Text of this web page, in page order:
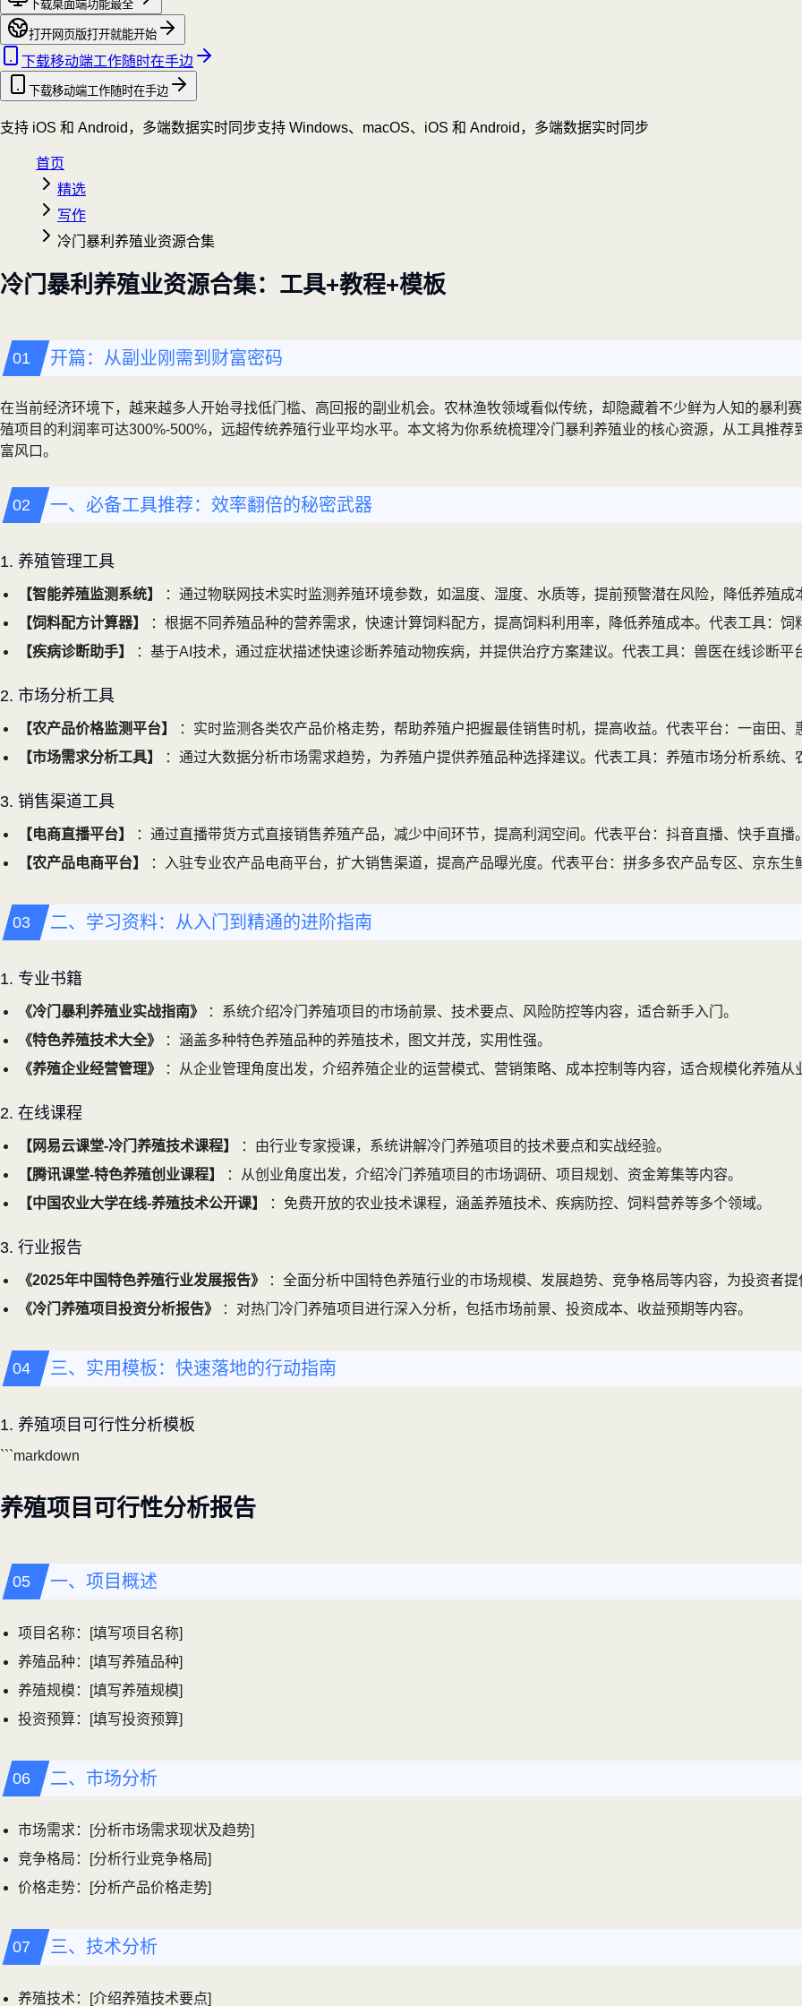
下载桌面端功能最全
打开网页版打开就能开始
下载移动端工作随时在手边
下载移动端工作随时在手边
支持 iOS 和 Android，多端数据实时同步支持 Windows、macOS、iOS 和 Android，多端数据实时同步
首页
精选
写作
冷门暴利养殖业资源合集
冷门暴利养殖业资源合集：工具+教程+模板
开篇：从副业刚需到财富密码
在当前经济环境下，越来越多人开始寻找低门槛、高回报的副业机会。农林渔牧领域看似传统，却隐藏着不少鲜为人知的暴利
殖项目的利润率可达300%-500%，远超传统养殖行业平均水平。本文将为你系统梳理冷门暴利养殖业的核心资源，从工具推
富风口。
一、必备工具推荐：效率翻倍的秘密武器
1. 养殖管理工具
【智能养殖监测系统】
：通过物联网技术实时监测养殖环境参数，如温度、湿度、水质等，提前预警潜在风险，降低养殖
【饲料配方计算器】
：根据不同养殖品种的营养需求，快速计算饲料配方，提高饲料利用率，降低养殖成本。代表工具：饲
【疾病诊断助手】
：基于AI技术，通过症状描述快速诊断养殖动物疾病，并提供治疗方案建议。代表工具：兽医在线诊断平
2. 市场分析工具
【农产品价格监测平台】
：实时监测各类农产品价格走势，帮助养殖户把握最佳销售时机，提高收益。代表平台：一亩田、
【市场需求分析工具】
：通过大数据分析市场需求趋势，为养殖户提供养殖品种选择建议。代表工具：养殖市场分析系统、
3. 销售渠道工具
【电商直播平台】
：通过直播带货方式直接销售养殖产品，减少中间环节，提高利润空间。代表平台：抖音直播、快手直播。
【农产品电商平台】
：入驻专业农产品电商平台，扩大销售渠道，提高产品曝光度。代表平台：拼多多农产品专区、京东生
二、学习资料：从入门到精通的进阶指南
1. 专业书籍
《冷门暴利养殖业实战指南》
：系统介绍冷门养殖项目的市场前景、技术要点、风险防控等内容，适合新手入门。
《特色养殖技术大全》
：涵盖多种特色养殖品种的养殖技术，图文并茂，实用性强。
《养殖企业经营管理》
：从企业管理角度出发，介绍养殖企业的运营模式、营销策略、成本控制等内容，适合规模化养殖从
2. 在线课程
【网易云课堂-冷门养殖技术课程】
：由行业专家授课，系统讲解冷门养殖项目的技术要点和实战经验。
【腾讯课堂-特色养殖创业课程】
：从创业角度出发，介绍冷门养殖项目的市场调研、项目规划、资金筹集等内容。
【中国农业大学在线-养殖技术公开课】
：免费开放的农业技术课程，涵盖养殖技术、疾病防控、饲料营养等多个领域。
3. 行业报告
《2025年中国特色养殖行业发展报告》
：全面分析中国特色养殖行业的市场规模、发展趋势、竞争格局等内容，为投资者提
《冷门养殖项目投资分析报告》
：对热门冷门养殖项目进行深入分析，包括市场前景、投资成本、收益预期等内容。
三、实用模板：快速落地的行动指南
1. 养殖项目可行性分析模板
```markdown
养殖项目可行性分析报告
一、项目概述
项目名称：[填写项目名称]
养殖品种：[填写养殖品种]
养殖规模：[填写养殖规模]
投资预算：[填写投资预算]
二、市场分析
市场需求：[分析市场需求现状及趋势]
竞争格局：[分析行业竞争格局]
价格走势：[分析产品价格走势]
三、技术分析
养殖技术：[介绍养殖技术要点]